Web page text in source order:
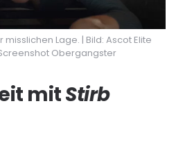
Lage. | Bild: Ascot Elite
Obergangster
mitStirb